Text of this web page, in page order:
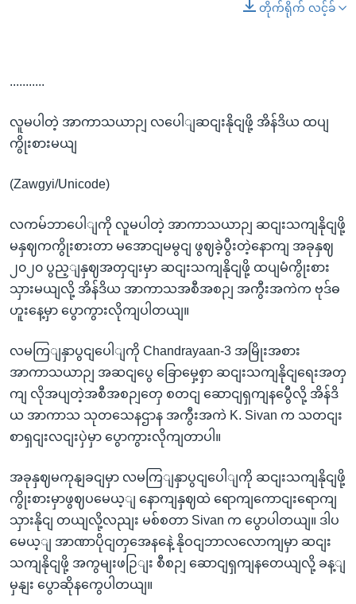
တိုက်ရိုက် လင့်ခ်
...........
လူမပါတဲ့ အာကာသယာဉျ လပေါျဆငျးနိုငျဖို့ အိန်ဒိယ ထပျ
ကွိုးစားမယျ
(Zawgyi/Unicode)
လကမ်ဘာပေါျကို လူမပါတဲ့ အာကာသယာဉျ ဆငျးသကျနိုငျဖို့
မနှဈကကွိုးစားတာ မအောငျမမွငျ ဖွဈခဲ့ပွီးတဲ့နောကျ အခုနှဈ
၂၀၂၀ ပွည့ျနှဈအတှငျးမှာ ဆငျးသကျနိုငျဖို့ ထပျမံကွိုးစား
သှားမယျလို့ အိန်ဒိယ အာကာသအစီအစဉျ အကွီးအကဲက ဗုဒ်ဓ
ဟူးနေ့မှာ ပွောကွားလိုကျပါတယျ။
လမကြျနှာပွငျပေါျကို Chandrayaan-3 အမြိုးအစား
အာကာသယာဉျ အဆငျပွေ ခြောမှေ့စှာ ဆငျးသကျနိုငျရေးအတှ
ကျ လိုအပျတဲ့အစီအစဉျတှေ စတငျ ဆောငျရှကျနပွေီလို့ အိန်ဒိ
ယ အာကာသ သုတသေနဌာန အကွီးအကဲ K. Sivan က သတငျး
စာရှငျးလငျးပှဲမှာ ပွောကွားလိုကျတာပါ။
အခုနှဈမကုနျခငျမှာ လမကြျနှာပွငျပေါျကို ဆငျးသကျနိုငျဖို့
ကွိုးစားမှာဖွဈပမေယ့ျ နောကျနှဈထဲ ရောကျကောငျးရောကျ
သှားနိုငျ တယျလို့လညျး မစ်စတာ Sivan က ပွောပါတယျ။ ဒါပ
မေယ့ျ အာဏာပိုငျတှအေနနေဲ့ နိုဝငျဘာလလောကျမှာ ဆငျး
သကျနိုငျဖို့ အကွမျးဖဉြျး စီစဉျ ဆောငျရှကျနတေယျလို့ ခန့ျ
မှနျး ပွောဆိုနကွေပါတယျ။